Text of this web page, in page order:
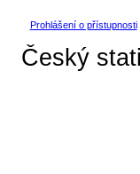
Prohlášení o přístupnosti
Český